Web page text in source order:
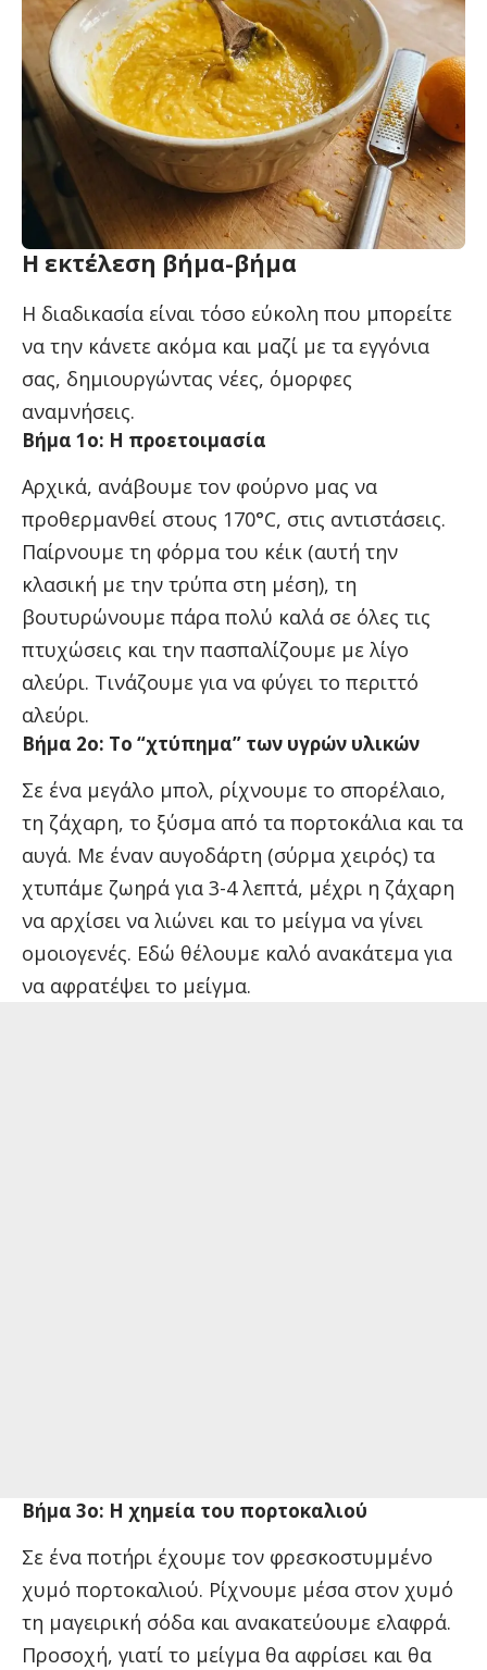
Η εκτέλεση βήμα-βήμα
Η διαδικασία είναι τόσο εύκολη που μπορείτε
να την κάνετε ακόμα και μαζί με τα εγγόνια
σας, δημιουργώντας νέες, όμορφες
αναμνήσεις.
Βήμα 1ο: Η προετοιμασία
Αρχικά, ανάβουμε τον φούρνο μας να
προθερμανθεί στους 170°C, στις αντιστάσεις.
Παίρνουμε τη φόρμα του κέικ (αυτή την
κλασική με την τρύπα στη μέση), τη
βουτυρώνουμε πάρα πολύ καλά σε όλες τις
πτυχώσεις και την πασπαλίζουμε με λίγο
αλεύρι. Τινάζουμε για να φύγει το περιττό
αλεύρι.
Βήμα 2ο: Το “χτύπημα” των υγρών υλικών
Σε ένα μεγάλο μπολ, ρίχνουμε το σπορέλαιο,
τη ζάχαρη, το ξύσμα από τα πορτοκάλια και τα
αυγά. Με έναν αυγοδάρτη (σύρμα χειρός) τα
χτυπάμε ζωηρά για 3-4 λεπτά, μέχρι η ζάχαρη
να αρχίσει να λιώνει και το μείγμα να γίνει
ομοιογενές. Εδώ θέλουμε καλό ανακάτεμα για
να αφρατέψει το μείγμα.
Βήμα 3ο: Η χημεία του πορτοκαλιού
Σε ένα ποτήρι έχουμε τον φρεσκοστυμμένο
χυμό πορτοκαλιού. Ρίχνουμε μέσα στον χυμό
τη μαγειρική σόδα και ανακατεύουμε ελαφρά.
Προσοχή, γιατί το μείγμα θα αφρίσει και θα